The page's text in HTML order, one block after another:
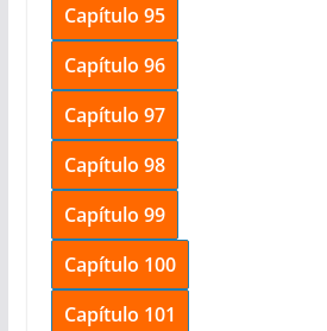
Capítulo 95
Capítulo 96
Capítulo 97
Capítulo 98
Capítulo 99
Capítulo 100
Capítulo 101